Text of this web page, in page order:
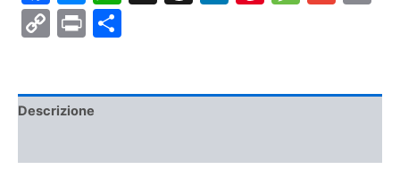
giugno
2019
Copy
Print
Descrizione